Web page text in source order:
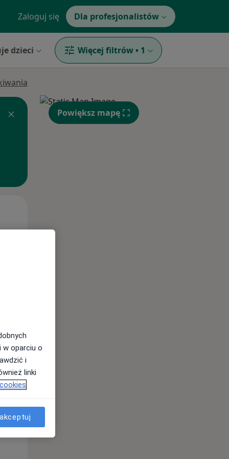
Zaloguj się Dla profesjonalistów
dzieci Więcej filtrów • 1
Wt,
Powiększ mapę
w oparciu o
i
linki